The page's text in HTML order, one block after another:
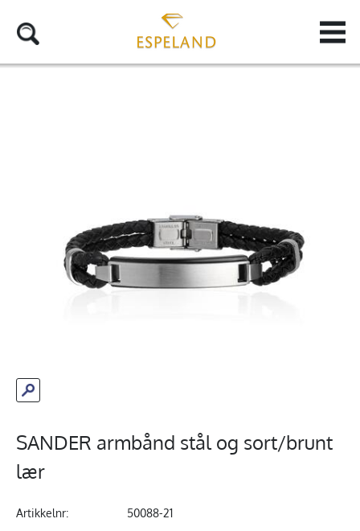
SANDER armbånd stål og sort/brunt
lær
Artikkelnr:
50088-21